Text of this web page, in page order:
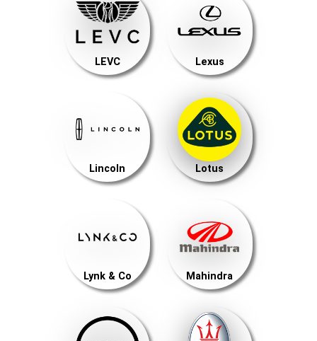
LEVC Lexus
Lincoln Lotus
Lynk & Co Mahindra